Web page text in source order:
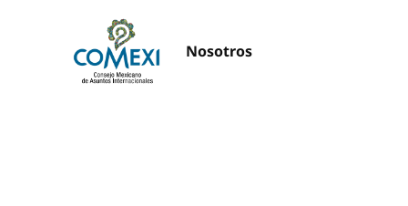
Nosotros